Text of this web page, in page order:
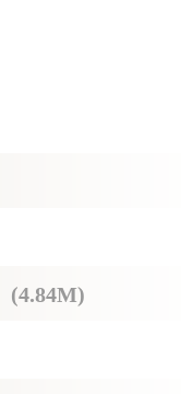
(4.84M)